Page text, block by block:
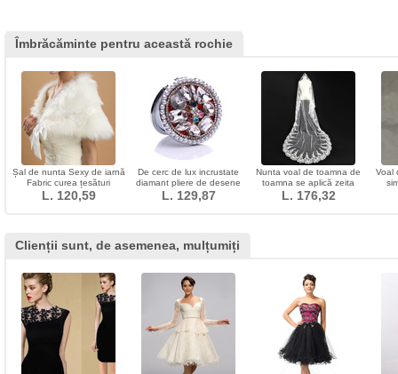
Îmbrăcăminte pentru această rochie
Șal de nunta Sexy de iarnă
Fabric curea țesături
L. 120,59
De cerc de lux incrustate
diamant pliere de desene
animate pliere
L. 129,87
Nunta voal de toamna de
toamna se aplică zeita
rochie de mireasa
L. 176,32
Voal
Clienții sunt, de asemenea, mulțumiți